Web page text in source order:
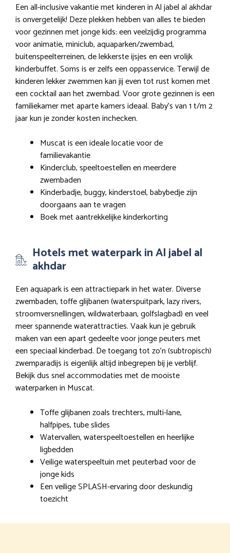
Een all-inclusive vakantie met kinderen in Al jabel al akhdar
is onvergetelijk! Deze plekken hebben van alles te bieden
voor gezinnen met jonge kids: een veelzijdig programma
voor animatie, miniclub, aquaparken/zwembad,
buitenspeelterreinen, de lekkerste ijsjes en een vrolijk
kinderbuffet. Soms is er zelfs een oppasservice. Terwijl de
kinderen lekker zwemmen kan jij even tot rust komen met
een cocktail aan het zwembad. Voor grote gezinnen is een
familiekamer met aparte kamers ideaal. Baby’s van 1 t/m 2
jaar kun je zonder kosten inchecken.
Muscat is een ideale locatie voor de
familievakantie
Kinderclub, speeltoestellen en meerdere
zwembaden
Kinderbadje, buggy, kinderstoel, babybedje zijn
doorgaans aan te vragen
Boek met aantrekkelijke kinderkorting
Hotels met waterpark in Al jabel al
akhdar
Een aquapark is een attractiepark in het water. Diverse
zwembaden, toffe glijbanen (waterspuitpark, lazy rivers,
stroomversnellingen, wildwaterbaan, golfslagbad) en veel
meer spannende waterattracties. Vaak kun je gebruik
maken van een apart gedeelte voor jonge peuters met
een speciaal kinderbad. De toegang tot zo’n (subtropisch)
zwemparadijs is eigenlijk altijd inbegrepen bij je verblijf.
Bekijk dus snel accommodaties met de mooiste
waterparken in Muscat.
Toffe glijbanen zoals trechters, multi-lane,
halfpipes, tube slides
Watervallen, waterspeeltoestellen en heerlijke
ligbedden
Veilige waterspeeltuin met peuterbad voor de
jonge kids
Een veilige SPLASH-ervaring door deskundig
toezicht